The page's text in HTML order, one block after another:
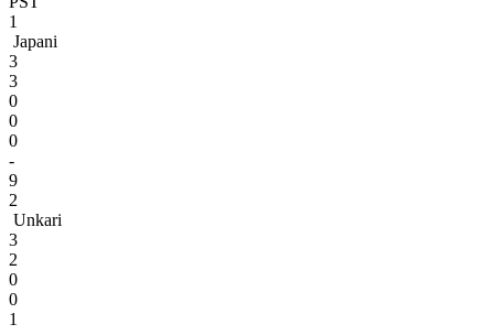
1
Japani
3
3
0
0
0
-
9
2
Unkari
3
2
0
0
1